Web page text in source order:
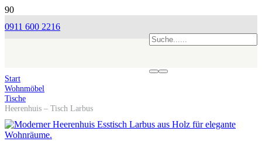
0911 600 2216
Start
Wohnmöbel
Tische
Heerenhuis – Tisch Larbus